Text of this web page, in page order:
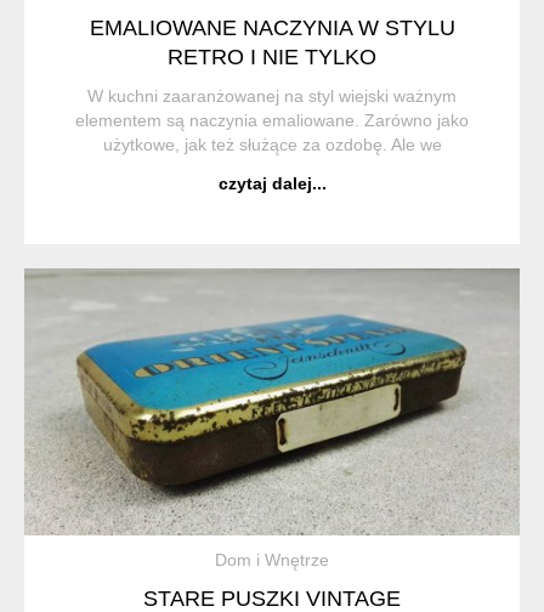
EMALIOWANE NACZYNIA W STYLU
RETRO I NIE TYLKO
W kuchni zaaranżowanej na styl wiejski ważnym
elementem są naczynia emaliowane. Zarówno jako
użytkowe, jak też służące za ozdobę. Ale we
Kubki emaliowane zawsze były i są chętnie kupowane, nie
czytaj dalej...
Dom i Wnętrze
STARE PUSZKI VINTAGE